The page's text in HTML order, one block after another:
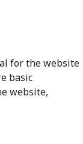
for the website
basic
website,